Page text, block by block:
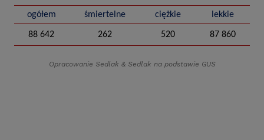
ogółem śmiertelne ciężkie lekkie
88 642 262 520 87 860
Opracowanie Sedlak &Sedlak na podstawie GUS